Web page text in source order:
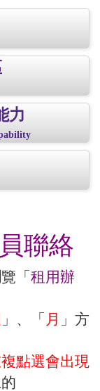
力
聯絡
「 租用辦
」、「 月 」方
點選會出現